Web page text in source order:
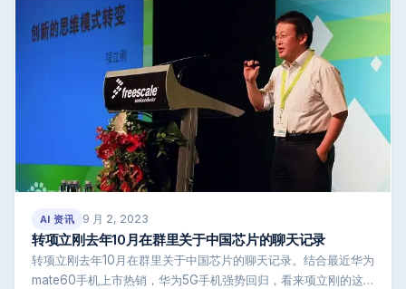
AI 资讯 9 月 2, 2023
转项立刚去年10月在群里关于中国芯片的聊天记录
转项立刚去年10月在群里关于中国芯片的聊天记录。结合最近华为
mate60手机上市热销，华为5G手机强势回归，看来项立刚的这